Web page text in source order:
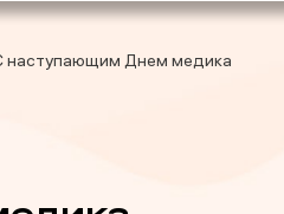
наступающим Днем медика